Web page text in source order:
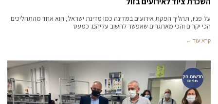
על פניו, תהליך הפקת אירועים במדינה כמו מדינת ישראל, הוא אחד מהתהליכים
הכי יקרים והכי מאתגרים שאפשר לחשוב עליהם. כמעט
קרא עוד ←
חדשות הק
מפוס